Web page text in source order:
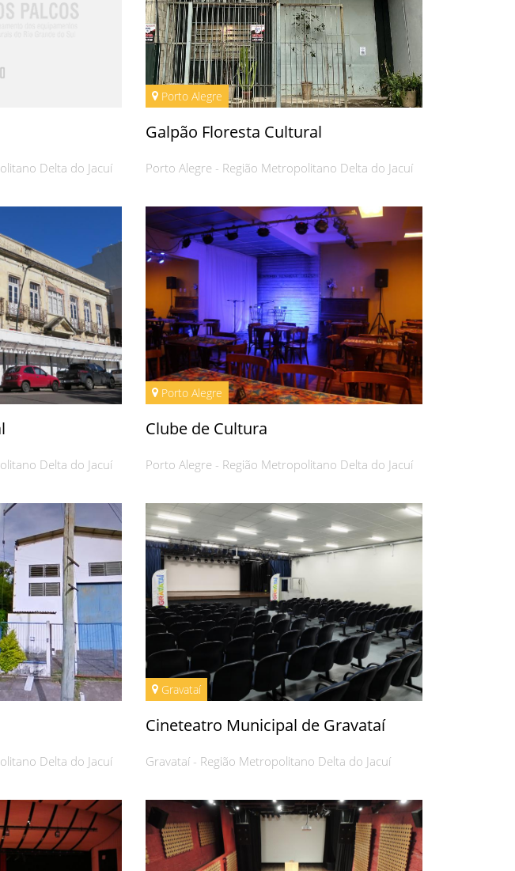
Delta do Jacuí
Porto Alegre
Galpão Floresta Cultural
Porto Alegre - Região Metropolitano Delta do Jacuí
Delta do Jacuí
Porto Alegre
Clube de Cultura
Porto Alegre - Região Metropolitano Delta do Jacuí
Delta do Jacuí
Gravataí
Cineteatro Municipal de Gravataí
Gravataí - Região Metropolitano Delta do Jacuí